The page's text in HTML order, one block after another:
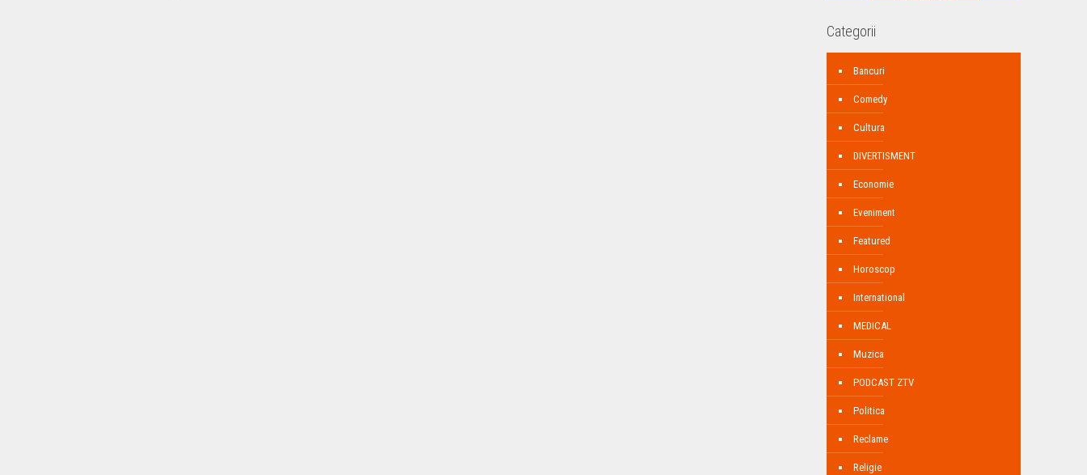
Categorii
Bancuri
Comedy
Cultura
DIVERTISMENT
Economie
Eveniment
Featured
Horoscop
International
MEDICAL
Muzica
PODCAST ZTV
Politica
Reclame
Religie